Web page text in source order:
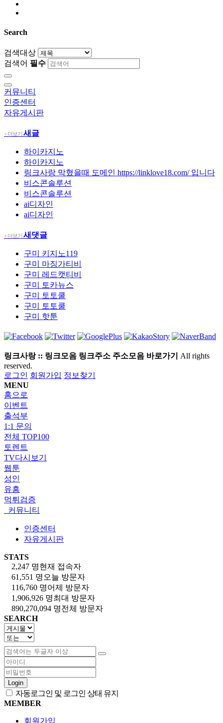
Search
검색대상
검색어 필수
커뮤니티
인증센터
자유게시판
+ 더보기새글
하이카지노
하이카지노
링크사랑 막혔을때 도메인 https://linklove18.com/ 입니다
비스콘솔루션
비스콘솔루션
ai디자인
ai디자인
+ 더보기새댓글
구미 키지노119
구미 마징가티비
구미 레드캣티비
구미
토카뉴스
구미
토토쿨
구미
토토쿨
구미 핫툰
링크사랑 :: 링크모음 링크주소 주소모음 바로가기 All rights
reserved.
로그인 회원가입 정보찾기
MENU
홈으로
이벤트
출석부
1:1 문의
전체 TOP100
토렌트
TV다시보기
웹툰
성인
유흥
먹튀검증
커뮤니티
인증센터
자유게시판
STATS
2,247 명현재 접속자
61,551 명 오늘 방문자
116,760 명어제 방문자
1,906,926 명최대 방문자
890,270,094 명전체 방문자
SEARCH
Login
자동로그인 및 로그인 상태 유지
MEMBER
회원가입